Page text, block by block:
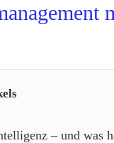
– und was